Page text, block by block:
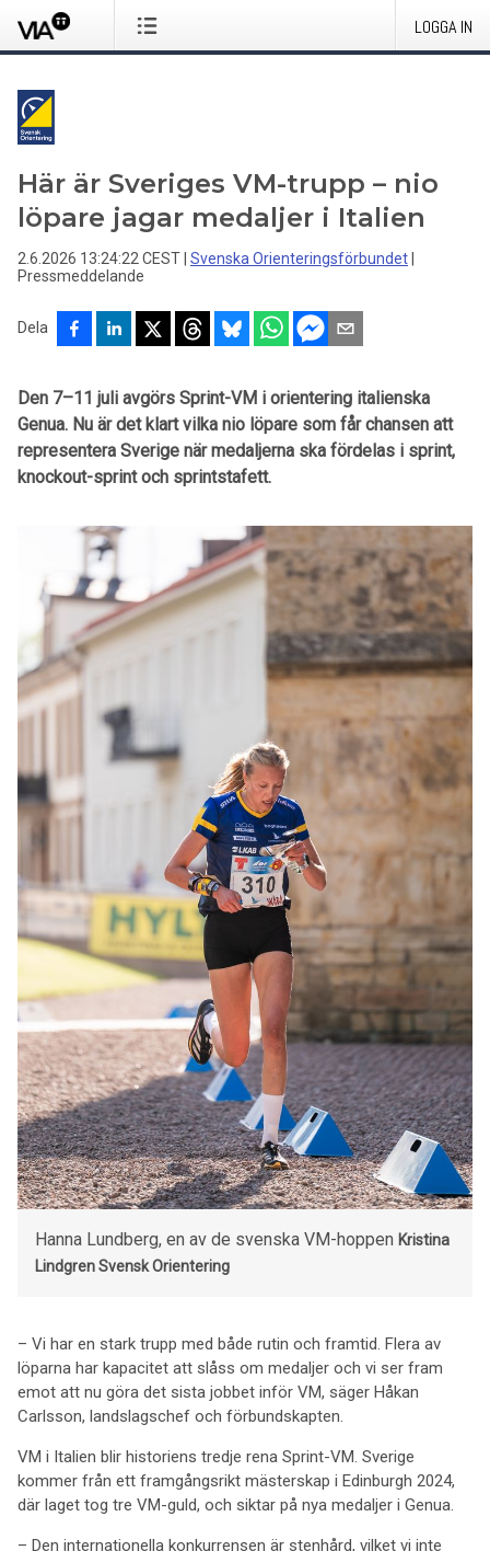
LOGGA IN
Här är Sveriges VM-trupp – nio
löpare jagar medaljer i Italien
2.6.2026 13:24:22 CEST Svenska Orienteringsförbundet
Pressmeddelande
Dela
Den 7–11 juli avgörs Sprint-VM i orientering italienska
Genua. Nu är det klart vilka nio löpare som får chansen att
representera Sverige när medaljerna ska fördelas i sprint,
knockout-sprint och sprintstafett.
Hanna Lundberg, en av de svenska VM-hoppen Kristina
LindgrenSvensk Orientering
– Vi har en stark trupp med både rutin och framtid. Flera av
löparna har kapacitet att slåss om medaljer och vi ser fram
emot att nu göra det sista jobbet inför VM, säger Håkan
Carlsson, landslagschef och förbundskapten.
VM i Italien blir historiens tredje rena Sprint-VM. Sverige
kommer från ett framgångsrikt mästerskap i Edinburgh 2024,
där laget tog tre VM-guld, och siktar på nya medaljer i Genua.
– Den internationella konkurrensen är stenhård, vilket vi inte